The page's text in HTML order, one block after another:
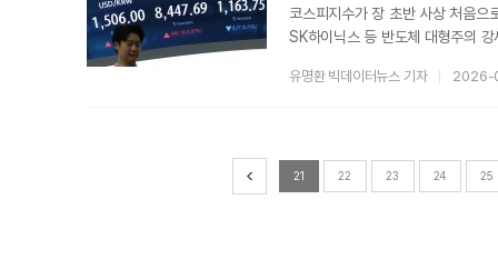
코스피지수가 장 초반 사상 처음
SK하이닉스 등 반도체 대형주의
코스피지수는 오전 9시27분 현
유명환 빅데이터뉴스 기자 2026-
21 22 23 24 25